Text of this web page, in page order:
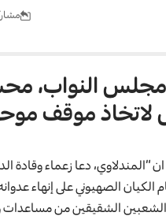
مجلس النواب،
لاتخاذ موقف
“المندلاوي، دعا زعماء وقادة
الصهيوني على إنهاء
الشعبين الشقيقين من